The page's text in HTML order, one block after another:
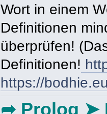
Wort in einem
Definitionen
überprüfen!
Definitionen!
https://
➦ Prolog ➤